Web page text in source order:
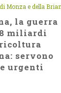
Monza e della
la guerra
miliardi
servono
urgenti